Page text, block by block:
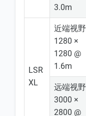
3.0m
LSR
XL
近端视野
1280 ×
1280 @
1.6m
远端视野
3000 ×
2800 @